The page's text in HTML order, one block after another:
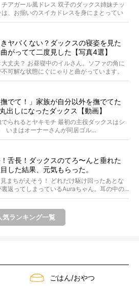
アガール風ドレス 双子のダックス姉妹チッ
、お揃いのスイカドレスを身にまとってい
ヤバくない？ダックスの寝姿を見た
がってて二度見した【写真4選】
丈夫？ お昼寝中のイルさん。ソファの角に
可解な状態にぐにゃりと曲がっています。
撫でて！」家族が自分以外を撫でてた
出しになったダックス【動画】
られるとヤキモチ 最初の主役ダックスはシ
いまはオーナーさんが同居ゴル...
舌長！ダックスのてろ〜んと垂れた
目した結果、元気もらった。
まちがえそう！ どれだけ駆け回ったあとな
返ってしまっているAuraちゃん。耳の中の...
気ランキング一覧
ごはん/おやつ